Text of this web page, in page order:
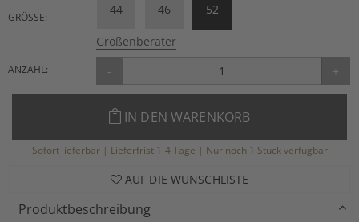
GRÖSSE:
44 46 52
Größenberater
ANZAHL: - +
IN DEN WARENKORB
Sofort lieferbar | Lieferfrist 1-4 Tage | Nur noch 1 Stück verfügbar
AUF DIE WUNSCHLISTE
Produktbeschreibung